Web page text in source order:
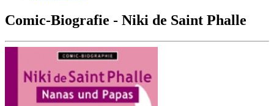
Comic-Biografie - Niki de Saint Phalle